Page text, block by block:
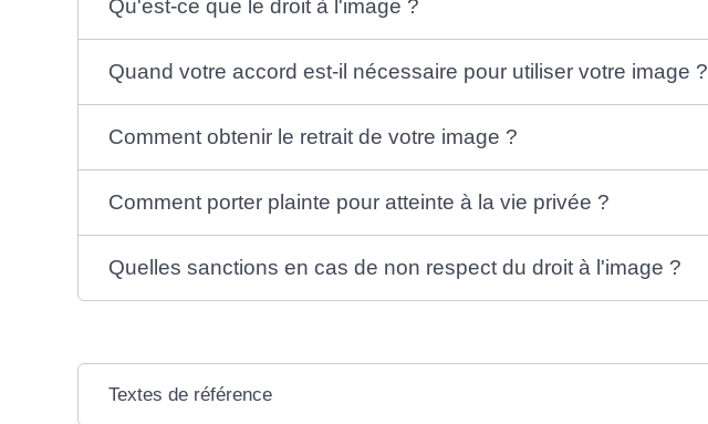
Qu'est-ce que le droit à l'image ?
Quand votre accord est-il nécessaire pour utiliser votre image ?
Comment obtenir le retrait de votre image ?
Comment porter plainte pour atteinte à la vie privée ?
Quelles sanctions en cas de non respect du droit à l'image ?
Textes de référence